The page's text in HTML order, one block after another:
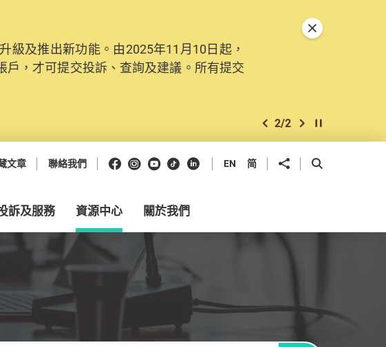
級及推出新功能。由2025年11月10日起，
，才可提交投訴、查詢及建議。所有提交
上一個
2/2 下一個開始/暫停幻燈
關閉特別通告
文章 聯絡我們 Facebook
Instagram
Youtube
抖音領英 EN 简 分享到 開啟搜尋框
訴及服務 資源中心 關於我們